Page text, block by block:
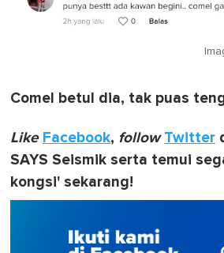
Comel betul dia, tak puas
Like Facebook, follow Twitter
SAYS Seismik serta temui
kongsi' sekarang!